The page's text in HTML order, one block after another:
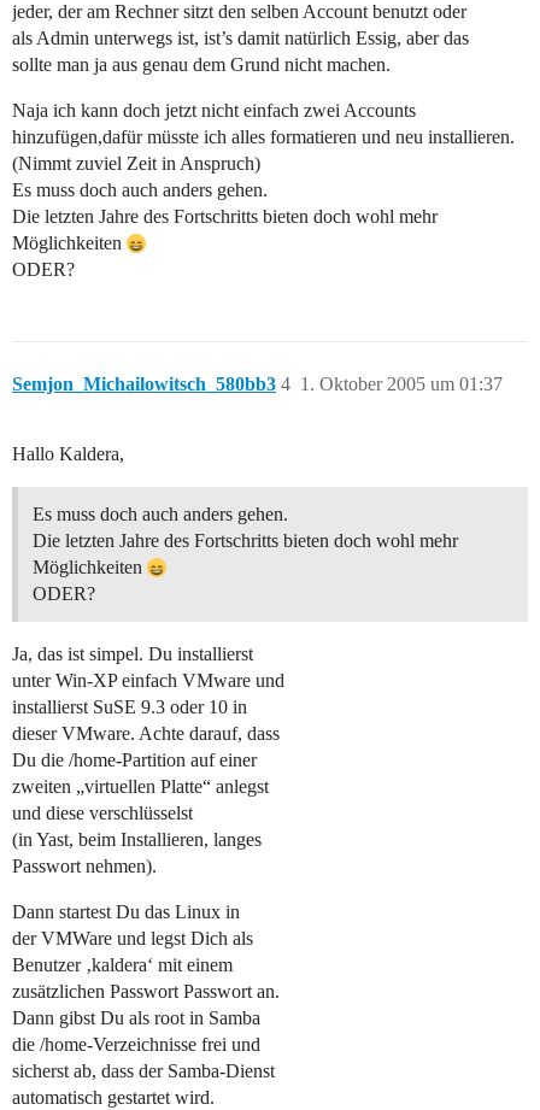
jeder, der am Rechner sitzt den selben Account benutzt oder
als Admin unterwegs ist, ist’s damit natürlich Essig, aber das
sollte man ja aus genau dem Grund nicht machen.
Naja ich kann doch jetzt nicht einfach zwei Accounts
hinzufügen,dafür müsste ich alles formatieren und neu installieren.
(Nimmt zuviel Zeit in Anspruch)
Es muss doch auch anders gehen.
Die letzten Jahre des Fortschritts bieten doch wohl mehr
Möglichkeiten
ODER?
Semjon_Michailowitsch_580bb3 1. Oktober 2005 um 01:37
4
Hallo Kaldera,
Es muss doch auch anders gehen.
Die letzten Jahre des Fortschritts bieten doch wohl mehr
Möglichkeiten
ODER?
Ja, das ist simpel. Du installierst
unter Win-XP einfach VMware und
installierst SuSE 9.3 oder 10 in
dieser VMware. Achte darauf, dass
Du die /home-Partition auf einer
zweiten „virtuellen Platte“ anlegst
und diese verschlüsselst
(in Yast, beim Installieren, langes
Passwort nehmen).
Dann startest Du das Linux in
der VMWare und legst Dich als
Benutzer ‚kaldera‘ mit einem
zusätzlichen Passwort Passwort an.
Dann gibst Du als root in Samba
die /home-Verzeichnisse frei und
sicherst ab, dass der Samba-Dienst
automatisch gestartet wird.